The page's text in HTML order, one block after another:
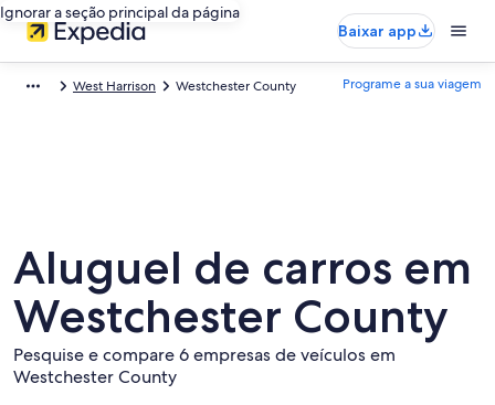
Ignorar a seção principal da página
Baixar app
West Harrison Westchester County Programe a sua viagem
Aluguel de carros em
Westchester County
Pesquise e compare 6 empresas de veículos em
Westchester County